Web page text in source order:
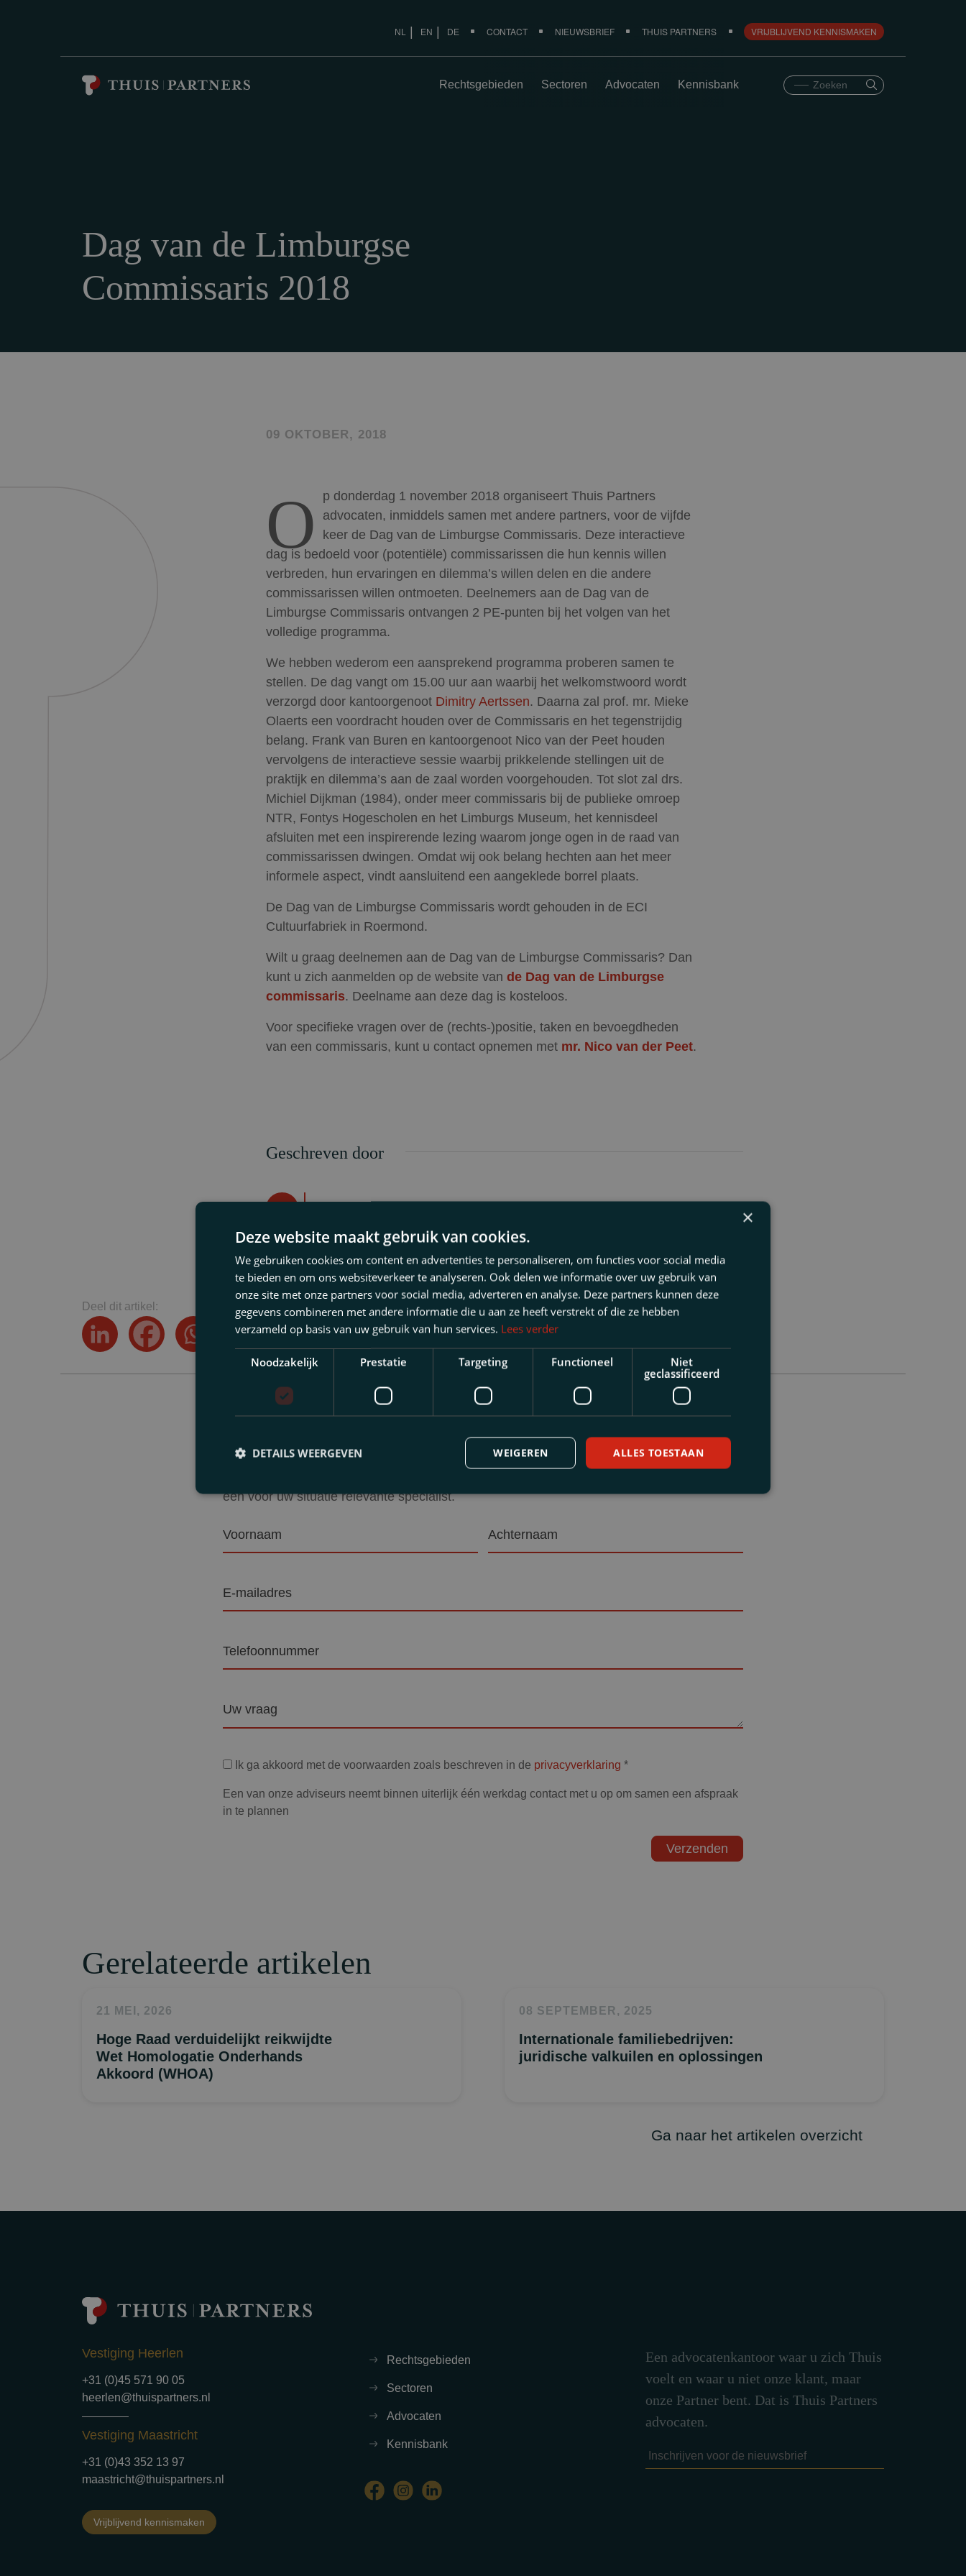
NL EN DE CONTACT NIEUWSBRIEF THUIS PARTNERS VRIJBLIJVEND KENNISMAKEN
Rechtsgebieden Sectoren Advocaten Kennisbank
Dag van de Limburgse
Commissaris 2018
09 OKTOBER, 2018
O
p donderdag 1 november 2018 organiseert Thuis Partners
advocaten, inmiddels samen met andere partners, voor de vijfde
keer de Dag van de Limburgse Commissaris. Deze interactieve
dag is bedoeld voor (potentiële) commissarissen die hun kennis willen
verbreden, hun ervaringen en dilemma’s willen delen en die andere
commissarissen willen ontmoeten. Deelnemers aan de Dag van de
Limburgse Commissaris ontvangen 2 PE-punten bij het volgen van het
volledige programma.
We hebben wederom een aansprekend programma proberen samen te
stellen. De dag vangt om 15.00 uur aan waarbij het welkomstwoord wordt
verzorgd door kantoorgenoot Dimitry Aertssen. Daarna zal prof. mr. Mieke
Olaerts een voordracht houden over de Commissaris en het tegenstrijdig
belang. Frank van Buren en kantoorgenoot Nico van der Peet houden
vervolgens de interactieve sessie waarbij prikkelende stellingen uit de
praktijk en dilemma’s aan de zaal worden voorgehouden. Tot slot zal drs.
Michiel Dijkman (1984), onder meer commissaris bij de publieke omroep
NTR, Fontys Hogescholen en het Limburgs Museum, het kennisdeel
afsluiten met een inspirerende lezing waarom jonge ogen in de raad van
commissarissen dwingen. Omdat wij ook belang hechten aan het meer
informele aspect, vindt aansluitend een aangeklede borrel plaats.
De Dag van de Limburgse Commissaris wordt gehouden in de ECI
Cultuurfabriek in Roermond.
Wilt u graag deelnemen aan de Dag van de Limburgse Commissaris? Dan
kunt u zich aanmelden op de website van de Dag van de Limburgse
commissaris. Deelname aan deze dag is kosteloos.
Voor specifieke vragen over de (rechts-)positie, taken en bevoegdheden
van een commissaris, kunt u contact opnemen met mr. Nico van der Peet.
Geschreven door
Deel dit artikel:
Was dit artikel nuttig?
een voor uw situatie relevante specialist.
mailadres
Privacyverklaring
Ik ga akkoord met de voorwaarden zoals beschreven in de privacyverklaring *
Een van onze adviseurs neemt binnen uiterlijk één werkdag contact met u op om samen een afspraak
in te plannen
Gerelateerde artikelen
21 MEI, 2026
Hoge Raad verduidelijkt reikwijdte
Wet Homologatie Onderhands
Akkoord (WHOA)
08 SEPTEMBER, 2025
Internationale familiebedrijven:
juridische valkuilen en oplossingen
Ga naar het artikelen overzicht
Vestiging Heerlen
+31 (0)45 571 90 05
heerlen@thuispartners.nl
Vestiging Maastricht
+31 (0)43 352 13 97
maastricht@thuispartners.nl
Vrijblijvend kennismaken
Rechtsgebieden
Sectoren
Advocaten
Kennisbank
Een advocatenkantoor waar u zich Thuis
voelt en waar u niet onze klant, maar
onze Partner bent. Dat is Thuis Partners
advocaten.
×
Deze website maakt gebruik van cookies.
We gebruiken cookies om content en advertenties te personaliseren, om functies voor social media
te bieden en om ons websiteverkeer te analyseren. Ook delen we informatie over uw gebruik van
onze site met onze partners voor social media, adverteren en analyse. Deze partners kunnen deze
gegevens combineren met andere informatie die u aan ze heeft verstrekt of die ze hebben
verzameld op basis van uw gebruik van hun services. Lees verder
Noodzakelijk Prestatie Targeting Functioneel
Niet
geclassificeerd
ALLES TOESTAAN
WEIGEREN
DETAILS WEERGEVEN